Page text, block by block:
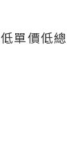
單價低總